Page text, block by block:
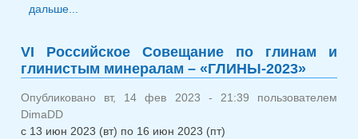
дальше...
VI Российское Совещание по глинам и
глинистым минералам – «ГЛИНЫ-2023»
Опубликовано вт, 14 фев 2023 - 21:39 пользователем
DimaDD
с 13 июн 2023 (вт) по 16 июн 2023 (пт)